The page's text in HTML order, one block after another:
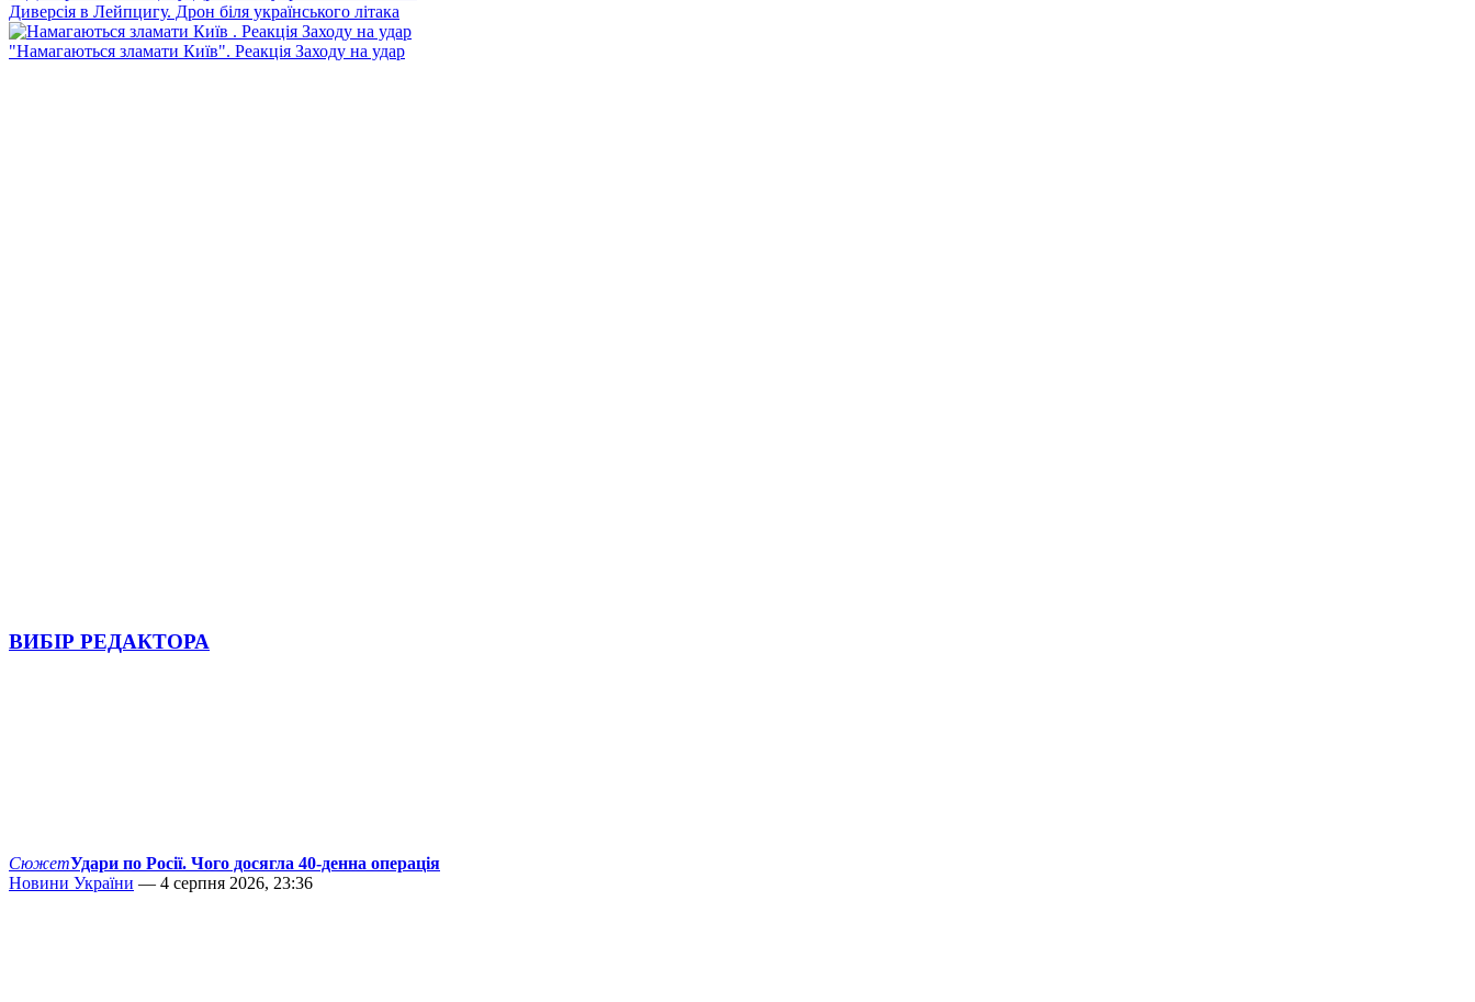
Диверсія в Лейпцигу. Дрон біля українського літака
"Намагаються зламати Київ". Реакція Заходу на удар
ВИБІР РЕДАКТОРА
СюжетУдари по Росії. Чого досягла 40-денна операція
Новини України — 4 серпня 2026, 23:36